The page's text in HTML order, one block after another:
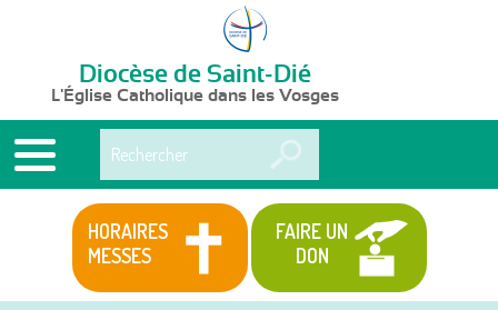
Diocèse de Saint-Dié
L'Église Catholique dans les Vosges
HORAIRES
MESSES
FAIRE UN
DON